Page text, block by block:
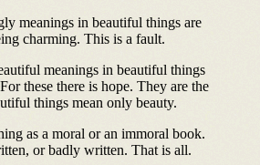
meanings in beautiful things are
charming. This is a fault.
meanings in beautiful things
these there is hope. They are the
things mean only beauty.
as a moral or an immoral book.
or badly written. That is all.